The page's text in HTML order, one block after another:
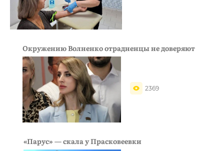
Окружению Волненко отрадненцы не доверяют
2369
«Парус» — скала у Прасковеевки